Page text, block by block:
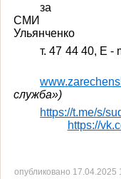
за
СМИ
Ульянченко
т. 47 44 40, E -
www.
служба»)
https://t.me/s/
https://
опубликовано